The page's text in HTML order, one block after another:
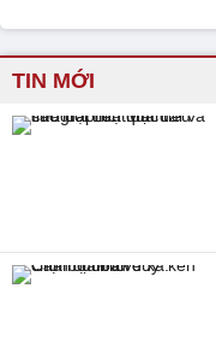
TIN MỚI